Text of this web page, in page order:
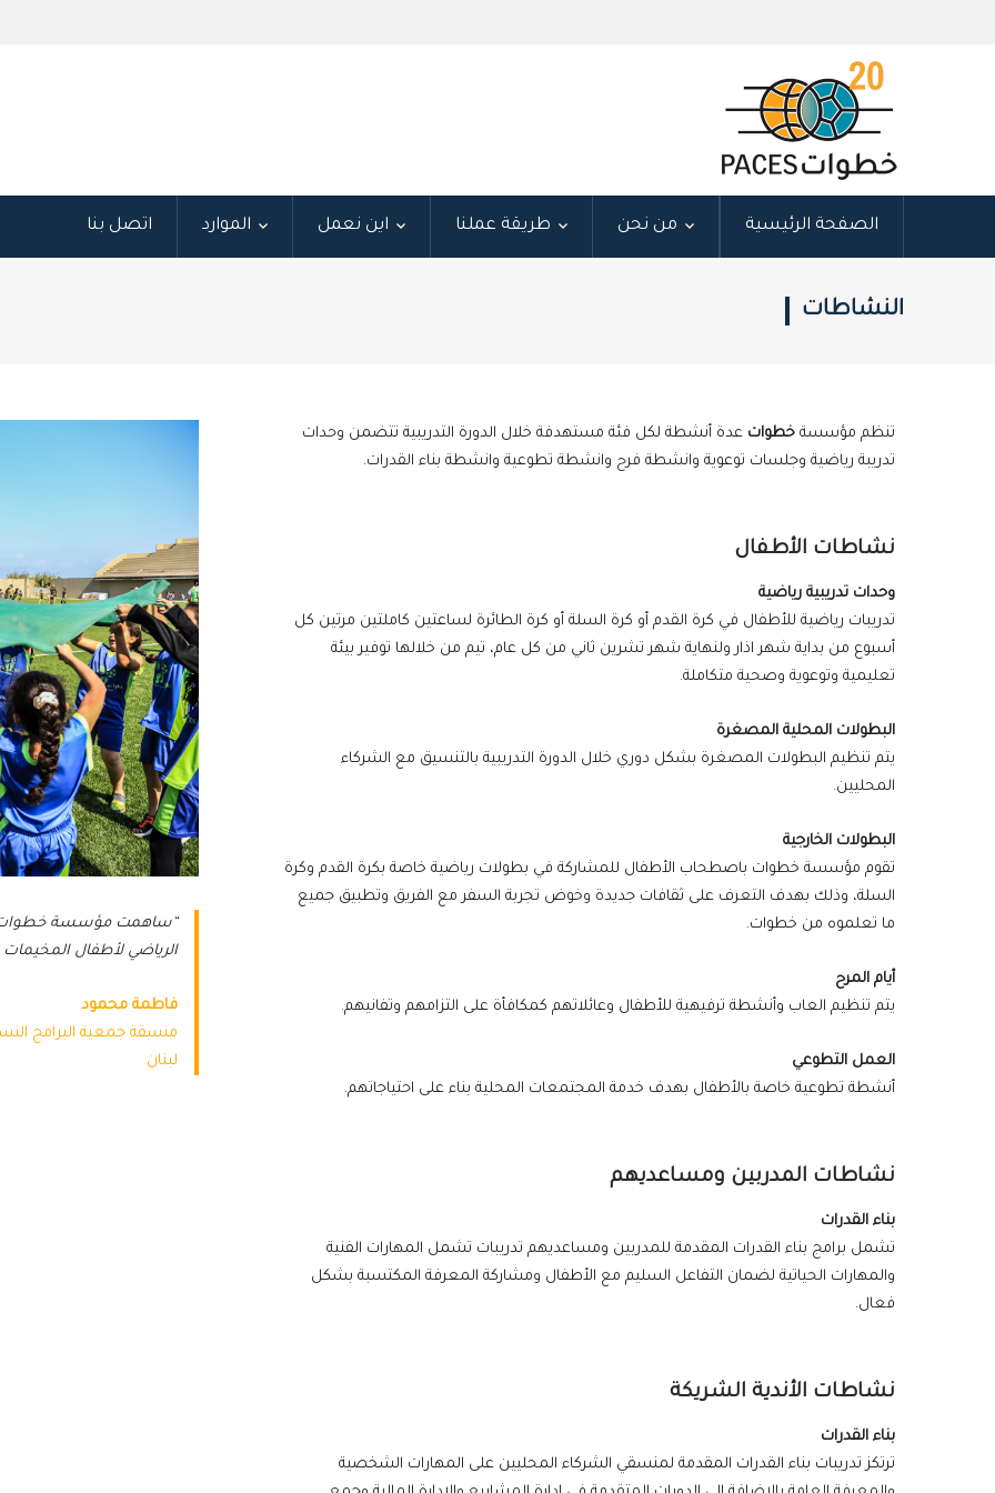
الصفحة الرئيسية من نحن طريقة عملنا اين نعمل الموارد اتصل بنا
النشاطات
“ساهمت مؤسسة خطوات
الرياضي لأطفال
فاطمة محمود
منسقة جمعية البرامج
لبنان
تنظم مؤسسة خطوات عدة أنشطة لكل فئة مستهدفة خلال الدورة التدريبية تتضمن وحدات
تدريبة رياضية وجلسات توعوية وانشطة فرح وانشطة تطوعية وانشطة بناء القدرات.
نشاطات الأطفال
وحدات تدريبية رياضية
تدريبات رياضية للأطفال في كرة القدم أو كرة السلة أو كرة الطائرة لساعتين كاملتين مرتين كل
أسبوع من بداية شهر اذار ولنهاية شهر تشرين ثاني من كل عام، تيم من خلالها توفير بيئة
تعليمية وتوعوية وصحية متكاملة.
البطولات المحلية المصغرة
يتم تنظيم البطولات المصغرة بشكل دوري خلال الدورة التدريبية بالتنسيق مع الشركاء
المحليين.
البطولات الخارجية
تقوم مؤسسة خطوات باصطحاب الأطفال للمشاركة في بطولات رياضية خاصة بكرة القدم وكرة
السلة، وذلك بهدف التعرف على ثقافات جديدة وخوض تجربة السفر مع الفريق وتطبيق جميع
ما تعلموه من خطوات.
أيام المرح
يتم تنظيم العاب وأنشطة ترفيهية للأطفال وعائلاتهم كمكافأة على التزامهم وتفانيهم.
العمل التطوعي
أنشطة تطوعية خاصة بالأطفال بهدف خدمة المجتمعات المحلية بناء على احتياجاتهم.
نشاطات المدربين ومساعديهم
بناء القدرات
تشمل برامج بناء القدرات المقدمة للمدربين ومساعديهم تدريبات تشمل المهارات الفنية
والمهارات الحياتية لضمان التفاعل السليم مع الأطفال ومشاركة المعرفة المكتسبة بشكل
فعال.
نشاطات الأندية الشريكة
بناء القدرات
ترتكز تدريبات بناء القدرات المقدمة لمنسقي الشركاء المحليين على المهارات الشخصية